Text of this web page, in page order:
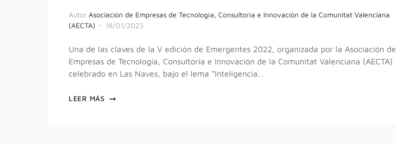
Autor Asociación de Empresas de Tecnología, Consultoría e Innovación de la Comunitat Valenciana
(AECTA)
18/01/2023
Una de las claves de la V edición de Emergentes 2022, organizada por la Asociación de
Empresas de Tecnología, Consultoría e Innovación de la Comunitat Valenciana (AECTA)
celebrado en Las Naves, bajo el lema “Inteligencia…
LEER MÁS